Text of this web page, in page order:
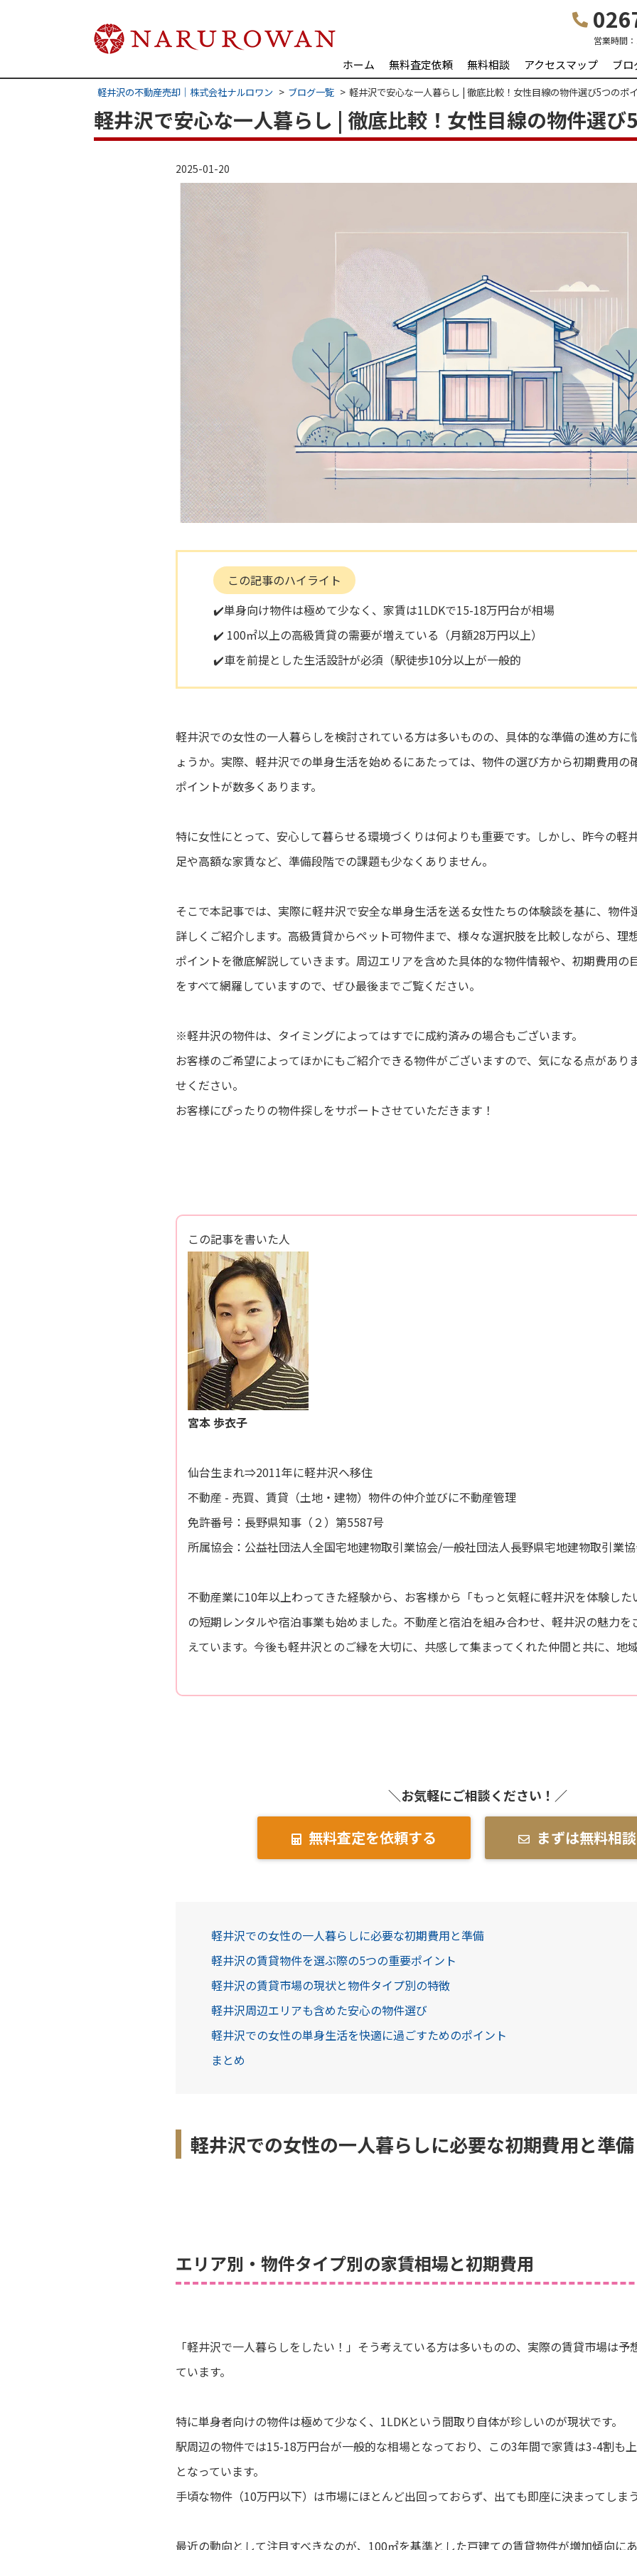
営業時間：
ホーム 無料査定依頼 無料相談 アクセスマップ ブ
軽井沢の不動産売却｜株式会社ナルロワン ブログ一覧 軽井沢で安心な一人暮らし | 徹底比較！女性目線の物件選び5つのポ
軽井沢で安心な一人暮らし | 徹底比較！女性目線の物件選び
2025-01-20
この記事のハイライト
✔️単身向け物件は極めて少なく、家賃は1LDKで15-18万円台が相場
✔️ 100㎡以上の高級賃貸の需要が増えている（月額28万円以上）
✔️車を前提とした生活設計が必須（駅徒歩10分以上が一般的
軽井沢での女性の一人暮らしを検討されている方は多いものの、具体的な準備の進め方
ょうか。実際、軽井沢での単身生活を始めるにあたっては、物件の選び方から初期費用の
ポイントが数多くあります。
特に女性にとって、安心して暮らせる環境づくりは何よりも重要です。しかし、昨今の軽
足や高額な家賃など、準備段階での課題も少なくありません。
そこで本記事では、実際に軽井沢で安全な単身生活を送る女性たちの体験談を基に、物
詳しくご紹介します。高級賃貸からペット可物件まで、様々な選択肢を比較しながら、理
ポイントを徹底解説していきます。周辺エリアを含めた具体的な物件情報や、初期費用の
をすべて網羅していますので、ぜひ最後までご覧ください。
※軽井沢の物件は、タイミングによってはすでに成約済みの場合もございます。
お客様のご希望によってほかにもご紹介できる物件がございますので、気になる点があり
せください。
お客様にぴったりの物件探しをサポートさせていただきます！
この記事を書いた人
宮本 歩衣子
仙台生まれ⇒2011年に軽井沢へ移住
不動産 - 売買、賃貸（土地・建物）物件の仲介並びに不動産管理
免許番号：長野県知事（２）第5587号
所属協会：公益社団法人全国宅地建物取引業協会/一般社団法人長野県宅地建物取引業
不動産業に10年以上わってきた経験から、お客様から「もっと気軽に軽井沢を体験し
の短期レンタルや宿泊事業も始めました。不動産と宿泊を組み合わせ、軽井沢の魅力
えています。今後も軽井沢とのご縁を大切に、共感して集まってくれた仲間と共に、地
＼お気軽にご相談ください！／
無料査定を依頼する まずは無料相
軽井沢での女性の一人暮らしに必要な初期費用と準備
軽井沢の賃貸物件を選ぶ際の5つの重要ポイント
軽井沢の賃貸市場の現状と物件タイプ別の特徴
軽井沢周辺エリアも含めた安心の物件選び
軽井沢での女性の単身生活を快適に過ごすためのポイント
まとめ
軽井沢での女性の一人暮らしに必要な初期費用と準備
エリア別・物件タイプ別の家賃相場と初期費用
「軽井沢で一人暮らしをしたい！」そう考えている方は多いものの、実際の賃貸市場は
ています。
特に単身者向けの物件は極めて少なく、1LDKという間取り自体が珍しいのが現状です。
駅周辺の物件では15-18万円台が一般的な相場となっており、この3年間で家賃は3-4割も
となっています。
手頃な物件（10万円以下）は市場にほとんど出回っておらず、出ても即座に決まってしま
最近の動向として注目すべきなのが、100㎡を基準とした戸建ての賃貸物件が増加傾向に